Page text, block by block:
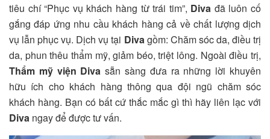
tiêu chí “Phục vụ khách hàng từ trái tim”, Diva đã luôn cố
gắng đáp ứng nhu cầu khách hàng cả về chất lượng dịch
vụ lẫn phục vụ. Dịch vụ tại Divagồm: Chăm sóc da, điều trị
da, phun thêu thẩm mỹ, giảm béo, triệt lông. Ngoài điều trị,
Thẩm mỹ viện Divasẵn sàng đưa ra những lời khuyên
hữu ích cho khách hàng thông qua đội ngũ chăm sóc
khách hàng. Bạn có bất cứ thắc mắc gì thì hãy liên lạc với
Diva ngay để được tư vấn.